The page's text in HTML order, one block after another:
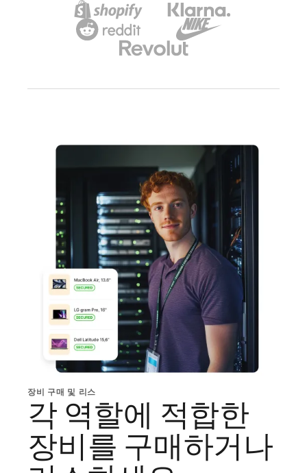
장비 구매 및 리스
각 역할에 적합한
장비를 구매하거나